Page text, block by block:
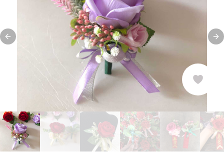
Previous slide